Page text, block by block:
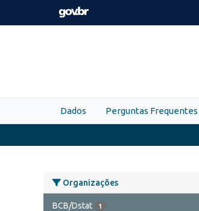
Skip to main content
Dados Perguntas Frequentes
Organizações
BCB/Dstat 1